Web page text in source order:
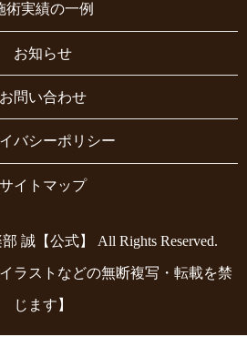
術実績の一例
お知らせ
お問い合わせ
バシーポリシー
サイトマップ
誠【公式】 All Rights Reserved.
ラストなどの無断複写・転載を禁
じます】